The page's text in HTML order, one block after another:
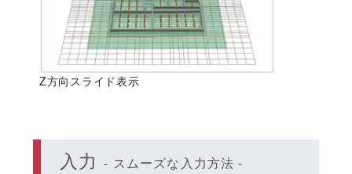
Z方向スライド表示
入力 - スムーズな入力方法 -